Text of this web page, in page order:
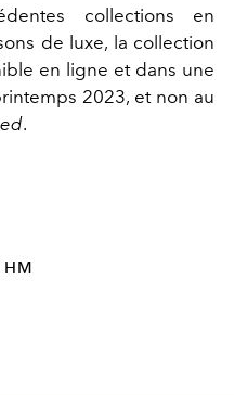
collections en
de luxe, la collection
en ligne et dans une
2023, et non au
.
HM